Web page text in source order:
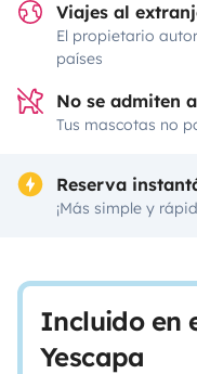
Viajes al
El propietario
países
No se admiten
Tus mascotas no
Reserva
¡Más simple y
Incluido en
Yescapa